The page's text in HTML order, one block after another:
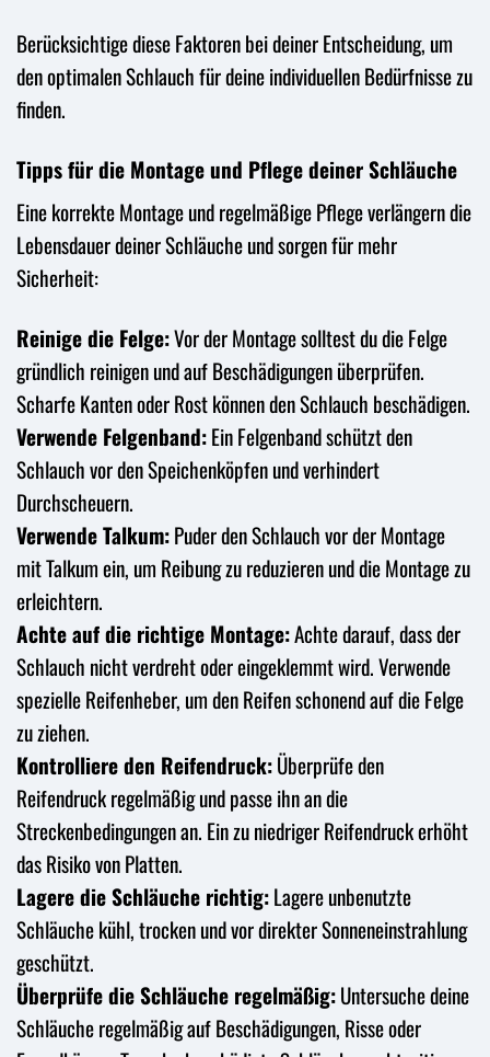
Berücksichtige diese Faktoren bei deiner Entscheidung, um
den optimalen Schlauch für deine individuellen Bedürfnisse zu
finden.
Tipps für die Montage und Pflege deiner Schläuche
Eine korrekte Montage und regelmäßige Pflege verlängern die
Lebensdauer deiner Schläuche und sorgen für mehr
Sicherheit:
Reinige die Felge:Vor der Montage solltest du die Felge
gründlich reinigen und auf Beschädigungen überprüfen.
Scharfe Kanten oder Rost können den Schlauch beschädigen.
Verwende Felgenband:Ein Felgenband schützt den
Schlauch vor den Speichenköpfen und verhindert
Durchscheuern.
Verwende Talkum:Puder den Schlauch vor der Montage
mit Talkum ein, um Reibung zu reduzieren und die Montage zu
erleichtern.
Achte auf die richtige Montage:Achte darauf, dass der
Schlauch nicht verdreht oder eingeklemmt wird. Verwende
spezielle Reifenheber, um den Reifen schonend auf die Felge
zu ziehen.
Kontrolliere den Reifendruck:Überprüfe den
Reifendruck regelmäßig und passe ihn an die
Streckenbedingungen an. Ein zu niedriger Reifendruck erhöht
das Risiko von Platten.
Lagere die Schläuche richtig:Lagere unbenutzte
Schläuche kühl, trocken und vor direkter Sonneneinstrahlung
geschützt.
Überprüfe die Schläuche regelmäßig:Untersuche deine
Schläuche regelmäßig auf Beschädigungen, Risse oder